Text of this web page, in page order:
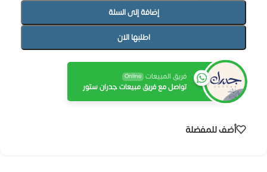
إضافة إلى السلة
اطلبها الان
فريق المبيعات Online
تواصل مع فريق مبيعات جدران ستور
أضف للمفضلة